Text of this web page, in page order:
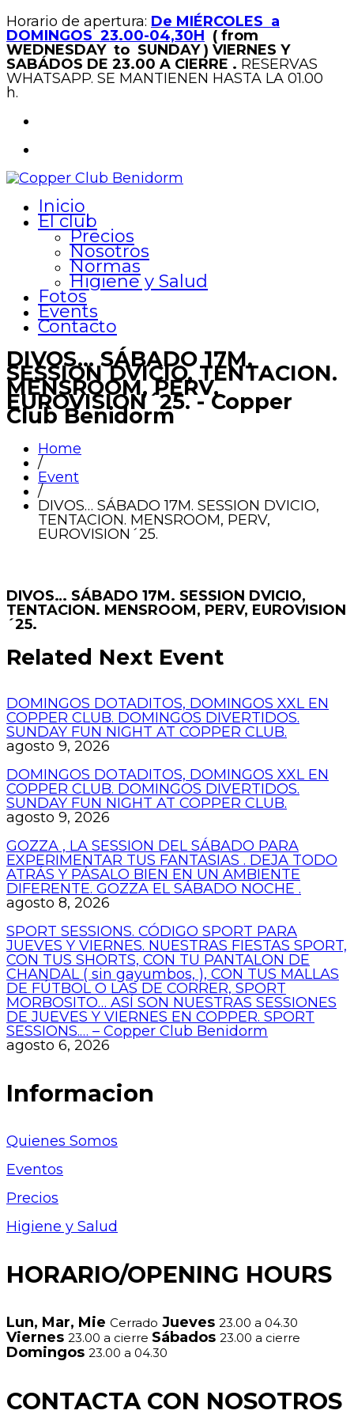
Horario de apertura: De MIÉRCOLES a
DOMINGOS 23.00-04,30H ( from
WEDNESDAY to SUNDAY ) VIERNES Y
SABÁDOS DE 23.00 A CIERRE . RESERVAS
WHATSAPP. SE MANTIENEN HASTA LA 01.00
h.
Inicio
El club
Precios
Nosotros
Normas
Higiene y Salud
Fotos
Events
Contacto
DIVOS... SÁBADO 17M.
SESSION DVICIO, TENTACION.
MENSROOM, PERV,
EUROVISION´25. - Copper
Club Benidorm
Home
/
Event
/
DIVOS… SÁBADO 17M. SESSION DVICIO,
TENTACION. MENSROOM, PERV,
EUROVISION´25.
DIVOS… SÁBADO 17M. SESSION DVICIO,
TENTACION. MENSROOM, PERV, EUROVISION
´25.
Related Next Event
DOMINGOS DOTADITOS, DOMINGOS XXL EN
COPPER CLUB. DOMINGOS DIVERTIDOS.
SUNDAY FUN NIGHT AT COPPER CLUB.
agosto 9, 2026
DOMINGOS DOTADITOS, DOMINGOS XXL EN
COPPER CLUB. DOMINGOS DIVERTIDOS.
SUNDAY FUN NIGHT AT COPPER CLUB.
agosto 9, 2026
GOZZA , LA SESSION DEL SÁBADO PARA
EXPERIMENTAR TUS FANTASIAS . DEJA TODO
ATRÁS Y PÁSALO BIEN EN UN AMBIENTE
DIFERENTE. GOZZA EL SÁBADO NOCHE .
agosto 8, 2026
SPORT SESSIONS. CÓDIGO SPORT PARA
JUEVES Y VIERNES. NUESTRAS FIESTAS SPORT,
CON TUS SHORTS, CON TU PANTALON DE
CHANDAL ( sin gayumbos, ), CON TUS MALLAS
DE FÚTBOL O LAS DE CORRER, SPORT
MORBOSITO… ASÍ SON NUESTRAS SESSIONES
DE JUEVES Y VIERNES EN COPPER. SPORT
SESSIONS.… – Copper Club Benidorm
agosto 6, 2026
Informacion
Quienes Somos
Eventos
Precios
Higiene y Salud
HORARIO/OPENING HOURS
Lun, Mar, Mie Cerrado Jueves 23.00 a 04.30
Viernes 23.00 a cierre Sábados 23.00 a cierre
Domingos 23.00 a 04.30
CONTACTA CON NOSOTROS